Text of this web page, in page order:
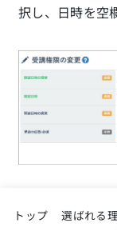
トップ 選ばれる
択し、日時を空